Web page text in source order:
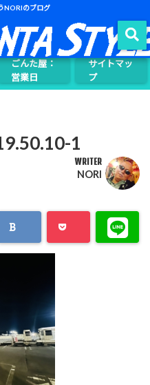
NORIのブログ
ごんた屋：
営業日
サイトマッ
プ
1
WRITER
NORI